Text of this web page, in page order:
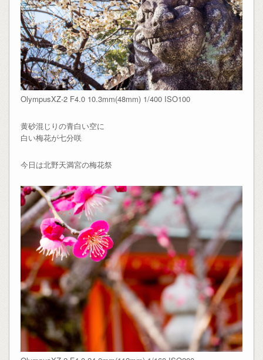
OlympusXZ-2 F4.0 10.3mm(48mm) 1/400 ISO100
黄砂混じりの青白い空に
白い梅花が七分咲
今日は北野天満宮の梅花祭